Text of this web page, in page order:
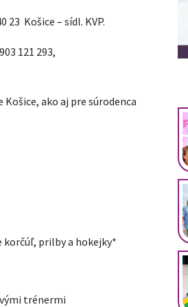
23 Košice – sídl. KVP.
121 293,
Košice, ako aj pre súrodenca
prilby a hokejky*
trénermi